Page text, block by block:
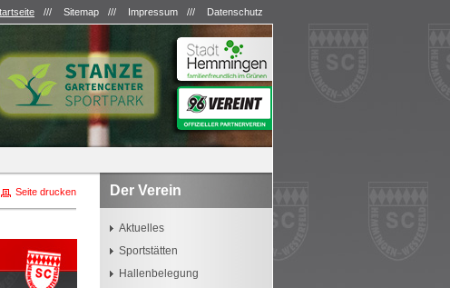
/// Sitemap /// Impressum /// Datenschutz
Seite drucken Der Verein
Aktuelles
Sportstätten
Hallenbelegung